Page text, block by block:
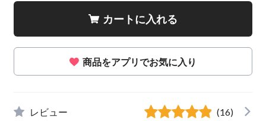
カートに入れる
商品をアプリでお気に入り
レビュー (16)